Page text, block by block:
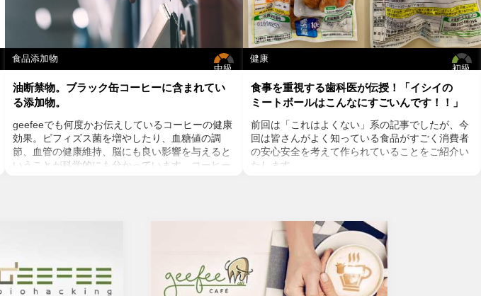
中級
食品添加物
油断禁物。ブラック缶コーヒーに含まれてい
る添加物。
geefeeでも何度かお伝えしているコーヒーの健康
効果。ビフィズス菌を増やしたり、血糖値の調
節、血管の健康維持、脳にも良い影響を与えると
いうことが科学的にも分かっています。コーヒー
ん。お気に入りの豆を挽いて家で飲むコーヒーが
ベストではありますが、外出先ではブラック缶
コーヒーという選択肢もありますよね。でも、ブ
初級
健康
食事を重視する歯科医が伝授！「イシイの
ミートボールはこんなにすごいんです！！」
前回は「これはよくない」系の記事でしたが、今
回は皆さんがよく知っている食品がすごく消費者
の安心安全を考えて作られていることをご紹介い
たします。
「鶏そぼろ」などのレトルト商品のすべてが安全
面に配慮されたオススメ商品ばかりなのです。
今回は手軽に楽してイシイ食品の看板メニューで
もある、イシイのおべんとクン♬ミートボールに
ついて詳しく説明していきましょう。
変わりゆくミートボールの安全性